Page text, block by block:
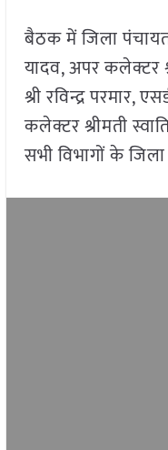
बैठक में जिला
यादव, अपर कलेक्टर
श्री रविन्द्र परमार,
कलेक्टर श्रीमती
सभी विभागों के